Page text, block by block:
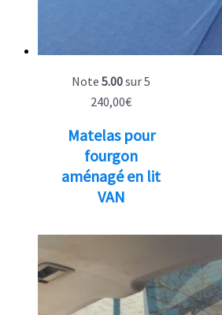
Note 5.00sur 5
240,00€
Matelas pour
fourgon
aménagé en lit
VAN